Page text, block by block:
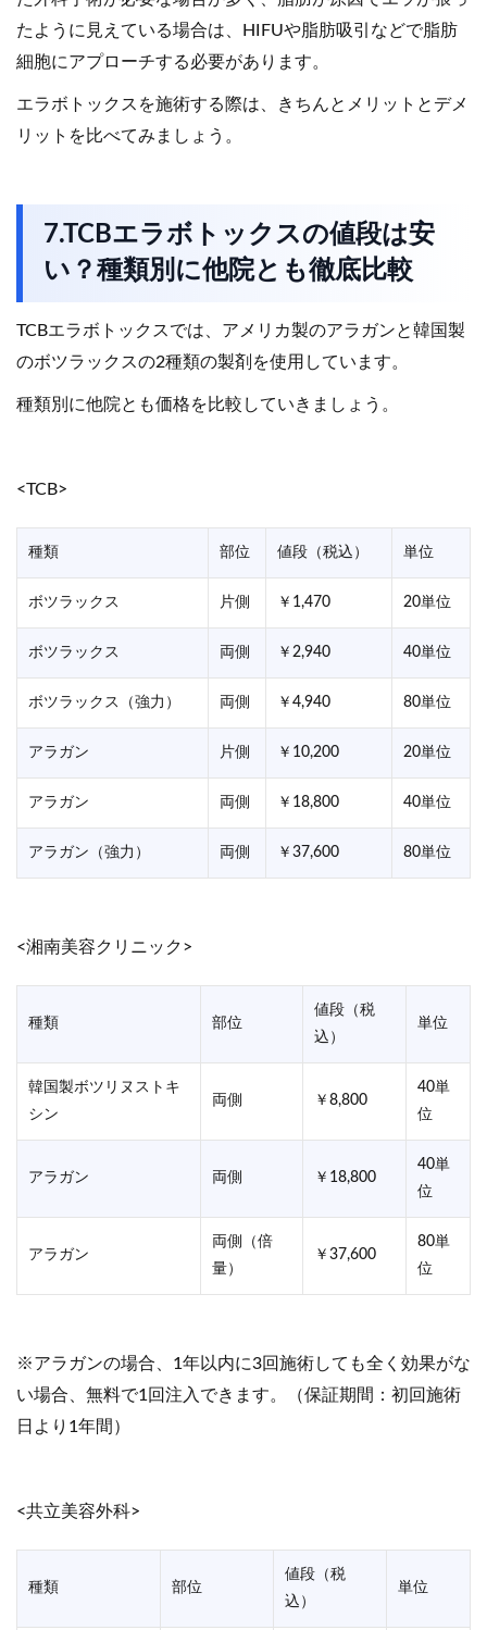
たように見えている場合は、HIFUや脂肪吸引などで脂肪
細胞にアプローチする必要があります。
エラボトックスを施術する際は、きちんとメリットとデメ
リットを比べてみましょう。
7.TCBエラボトックスの値段は安
い？種類別に他院とも徹底比較
TCBエラボトックスでは、アメリカ製のアラガンと韓国製
のボツラックスの2種類の製剤を使用しています。
種類別に他院とも価格を比較していきましょう。
<TCB>
種類 部位 値段（税込） 単位
ボツラックス 片側 ￥1,470 20単位
ボツラックス 両側 ￥2,940 40単位
ボツラックス（強力） 両側 ￥4,940 80単位
アラガン 片側 ￥10,200 20単位
アラガン 両側 ￥18,800 40単位
アラガン（強力） 両側 ￥37,600 80単位
<湘南美容クリニック>
種類 部位
値段（税
込）
単位
韓国製ボツリヌストキ
シン
両側 ￥8,800
40単
位
アラガン 両側 ￥18,800
40単
位
アラガン
両側（倍
量）
￥37,600
80単
位
※アラガンの場合、1年以内に3回施術しても全く効果がな
い場合、無料で1回注入できます。（保証期間：初回施術
日より1年間）
<共立美容外科>
種類 部位
値段（税
込）
単位